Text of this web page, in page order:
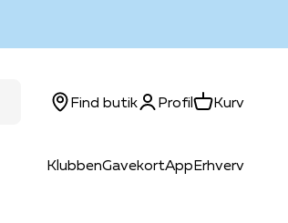
KlubbenGavekortAppErhverv
Find butikLog ind
ProfilKurvKurv